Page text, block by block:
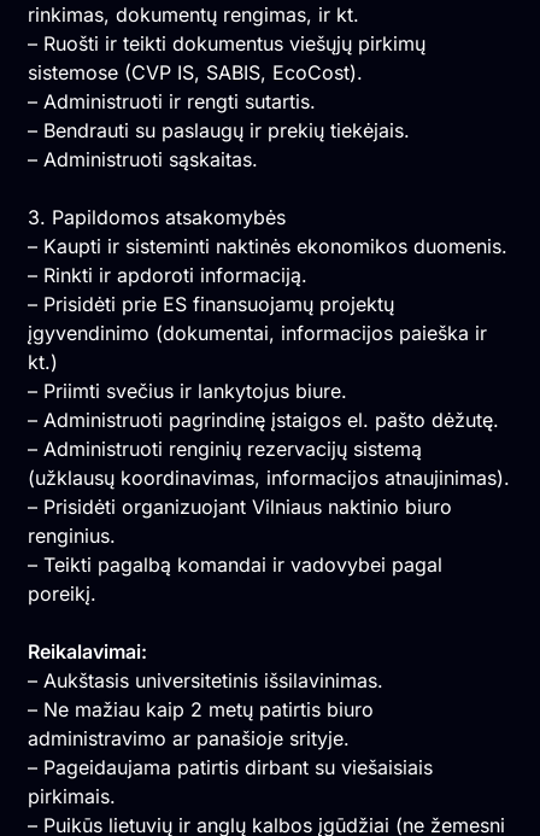
rinkimas, dokumentų rengimas, ir kt.
– Ruošti ir teikti dokumentus viešųjų pirkimų
sistemose (CVP IS, SABIS, EcoCost).
– Administruoti ir rengti sutartis.
– Bendrauti su paslaugų ir prekių tiekėjais.
– Administruoti sąskaitas.
3. Papildomos atsakomybės
– Kaupti ir sisteminti naktinės ekonomikos duomenis.
– Rinkti ir apdoroti informaciją.
– Prisidėti prie ES finansuojamų projektų
įgyvendinimo (dokumentai, informacijos paieška ir
kt.)
– Priimti svečius ir lankytojus biure.
– Administruoti pagrindinę įstaigos el. pašto dėžutę.
– Administruoti renginių rezervacijų sistemą
(užklausų koordinavimas, informacijos atnaujinimas).
– Prisidėti organizuojant Vilniaus naktinio biuro
renginius.
– Teikti pagalbą komandai ir vadovybei pagal
poreikį.
Reikalavimai:
– Aukštasis universitetinis išsilavinimas.
– Ne mažiau kaip 2 metų patirtis biuro
administravimo ar panašioje srityje.
– Pageidaujama patirtis dirbant su viešaisiais
pirkimais.
– Puikūs lietuvių ir anglų kalbos įgūdžiai (ne žemesni